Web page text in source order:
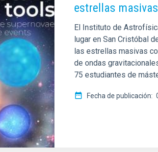
estrellas masivas
El Instituto de
lugar en San Cristóbal
las estrellas masivas
de ondas
75 estudiantes de
Fecha de publicación